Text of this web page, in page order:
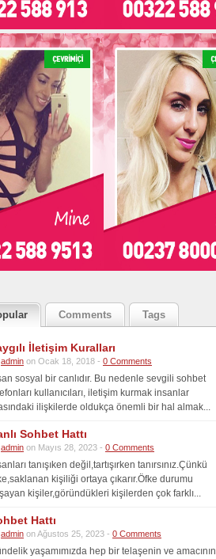
Comments Tags
İletişim Kuralları
admin on Ocak 18, 2018 - 0 Comments
sosyal bir canlıdır. Bu nedenle sevgili sohbet
kullanıcıları, iletişim kurmak insanlar
ilişkilerde oldukça önemli bir hal almak...
Sohbet Hattı
admin on Mayıs 28, 2023 - 0 Comments
tanışıken değil,tartışırken tanırsınız.Çünkü
kişiliği ortaya çıkarır.Öfke durumu
kişiler,göründükleri kişilerden çok farklı...
Hattı
admin on Ağustos 25, 2023 - 0 Comments
yaşamımızda hep bir telaşenin ve amacının